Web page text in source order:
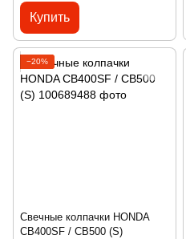
Купить
−20%
Свечные колпачки HONDA
CB400SF / CB500 (S)